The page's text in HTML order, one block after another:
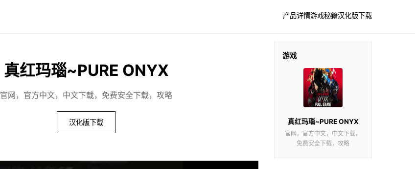
产品详情游戏秘籍汉化版下载
真红玛瑙~PURE ONYX
官网，官方中文，中文下载，免费安全下载，攻略
汉化版下载
游戏
真红玛瑙~PURE ONYX
官网，官方中文，中文下载，
免费安全下载，攻略